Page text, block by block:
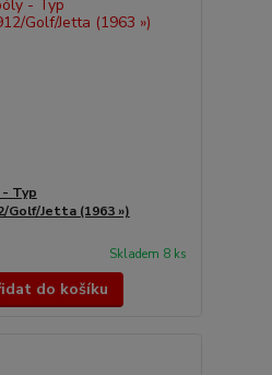
Typ
Golf/Jetta (1963 »)
Skladem 8 ks
do košíku